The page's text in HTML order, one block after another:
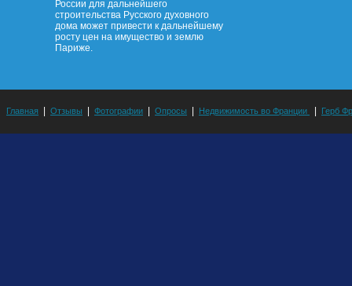
России для дальнейшего
строительства Русского духовного
дома может привести к дальнейшему
росту цен на имущество и землю
Париже.
Главная Отзывы Фотографии Опросы Недвижимость во Франции Герб